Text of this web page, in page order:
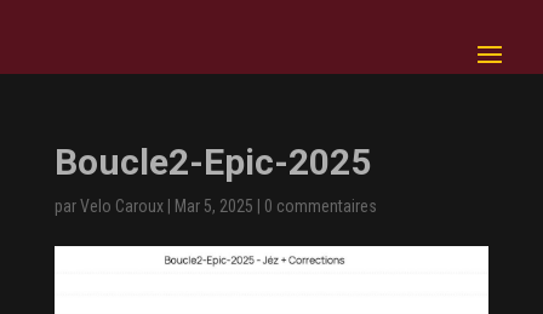
Boucle2-Epic-2025
parVelo Caroux| Mar 5, 2025 0 commentaires